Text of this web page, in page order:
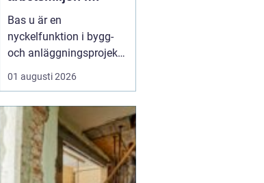
byggprojekt
Bas u är en
nyckelfunktion i bygg-
och anläggningsprojekt,
med ansvar för att
arbetsmiljöarbetet
utförandet. Genom att
samordna entreprenörer,
hålla arbetsmiljöplanen
levande och s&aum...
01 augusti 2026